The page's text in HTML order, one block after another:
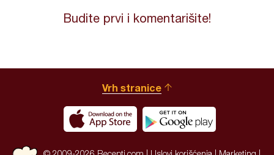
Budite prvi i komentarišite!
Vrh stranice